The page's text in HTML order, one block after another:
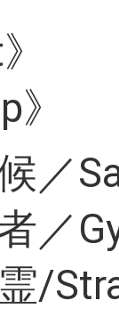
／
／
/